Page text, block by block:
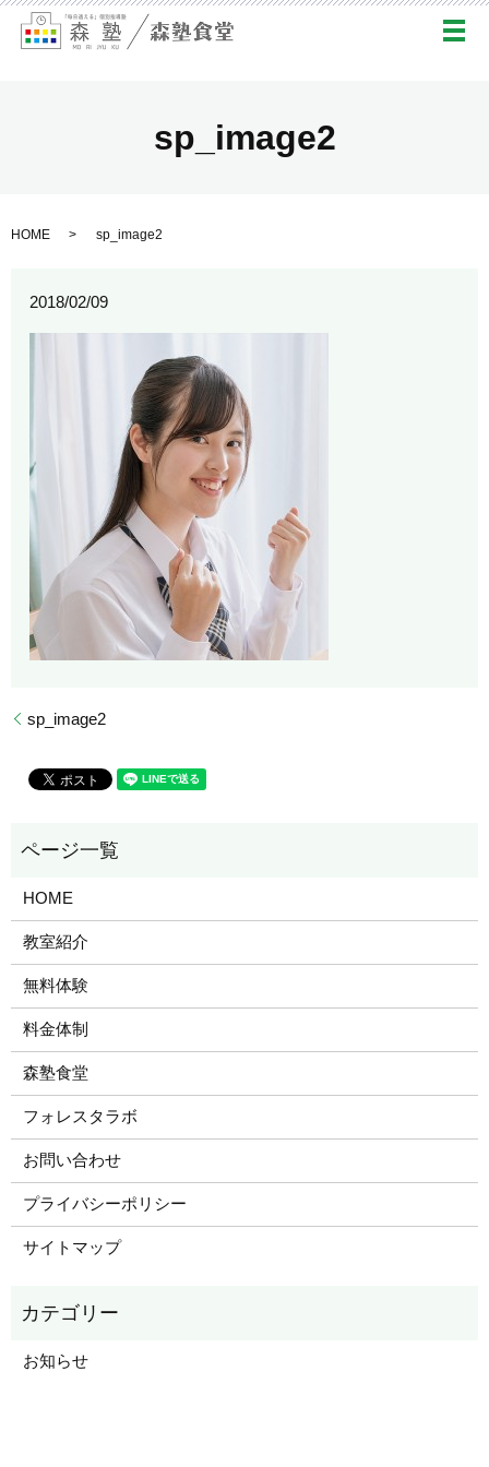
メ
sp_image2
HOME sp_image2
2018/02/09
sp_image2
HOME
教室紹介
無料体験
料金体制
森塾食堂
フォレスタラボ
お問い合わせ
プライバシーポリシー
サイトマップ
お知らせ